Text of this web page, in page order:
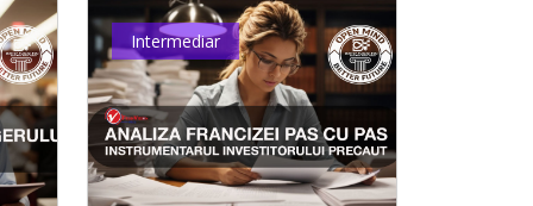
Intermediar